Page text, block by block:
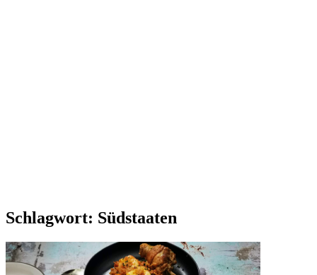
Schlagwort: Südstaaten